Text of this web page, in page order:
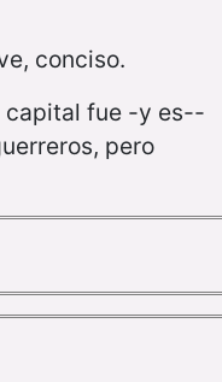
conciso.
capital fue -y es--
pero